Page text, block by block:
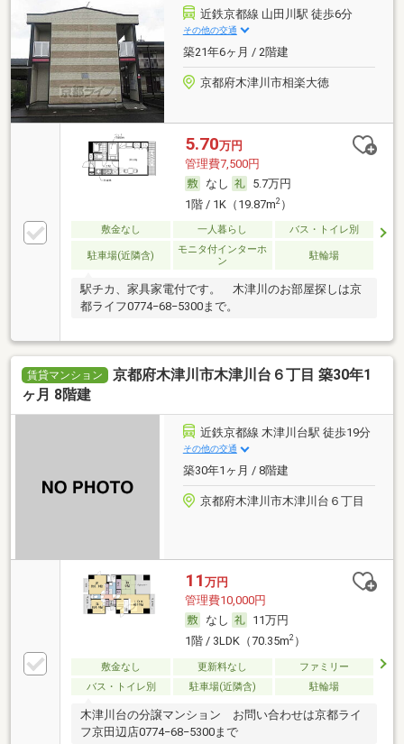
近鉄京都線 山田川駅 徒歩6分
その他の交通
築21年6ヶ月 / 2階建
京都府木津川市相楽大徳
5.70万円
管理費7,500円
なし
5.7万円
1階 / 1K（19.87m2）
敷金なし 一人暮らし バス・トイレ別
駐車場(近隣含)
モニタ付インターホ
ン
駐輪場
駅チカ、家具家電付です。 木津川のお部屋探しは京
都ライフ0774−68−5300まで。
賃貸マンション
京都府木津川市木津川台６丁目 築30年1
ヶ月 8階建
近鉄京都線 木津川台駅 徒歩19分
その他の交通
築30年1ヶ月 / 8階建
京都府木津川市木津川台６丁目
11 万円
管理費10,000円
なし
11万円
1階 / 3LDK（70.35m2）
敷金なし 更新料なし
ファミリー
バス・トイレ別
駐車場(近隣含) 駐輪場
木津川台の分譲マンション お問い合わせは京都ライ
フ京田辺店0774−68−5300まで